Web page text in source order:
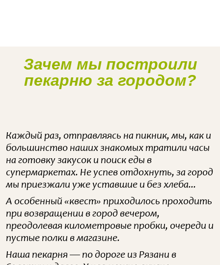
Наше производство
Зачем мы построили
пекарню за городом?
Каждый раз, отправляясь на пикник, мы, как и
большинство наших знакомых тратили часы
на готовку закусок и поиск еды в
супермаркетах. Не успев отдохнуть, за город
мы приезжали уже уставшие и без хлеба...
А особенный «квест» приходилось проходить
при возвращении в город вечером,
преодолевая километровые пробки, очереди и
пустые полки в магазине.
Наша пекарня — по дороге из Рязани в